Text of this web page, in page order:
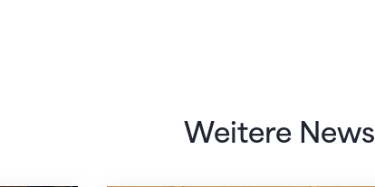
Weitere News